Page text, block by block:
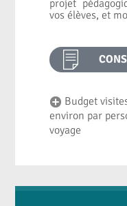
projet
vos élèves, et
Budget
environ par
voyage